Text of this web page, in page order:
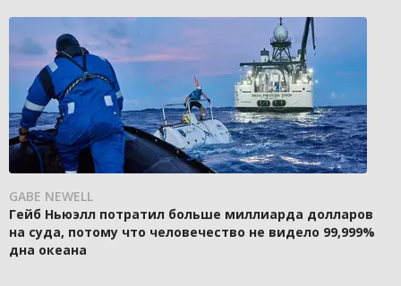
GABE NEWELL
Гейб Ньюэлл потратил больше миллиарда долларов
на суда, потому что человечество не видело 99,999%
дна океана